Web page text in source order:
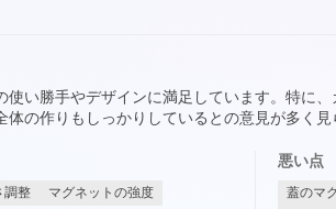
い勝手やデザインに満足しています。特に
の作りもしっかりしているとの意見が多く見
調整
マグネットの強度
悪い点
蓋のマ